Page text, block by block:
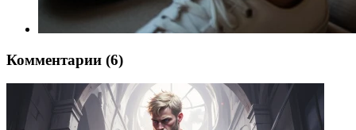
Комментарии (6)